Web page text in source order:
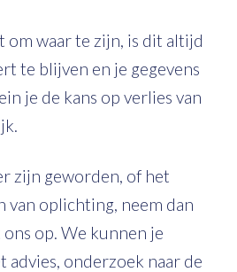
om waar te zijn, is dit altijd
te blijven en je gegevens
je de kans op verlies van
zijn geworden, of het
van oplichting, neem dan
op. We kunnen je
onderzoek naar de